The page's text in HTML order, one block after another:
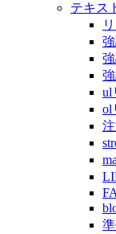
テキス
ul
ol